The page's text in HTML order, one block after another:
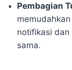
Pembagian
notifikasi
sama.